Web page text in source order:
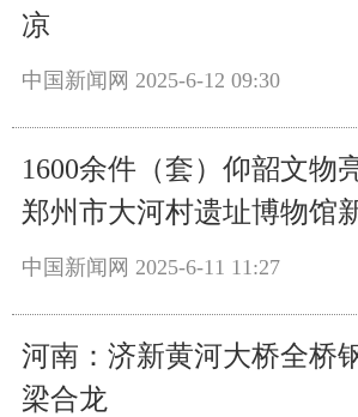
凉
中国新闻网 2025-6-12 09:30
1600余件（套）仰韶文物
郑州市大河村遗址博物馆
中国新闻网 2025-6-11 11:27
河南：济新黄河大桥全桥
梁合龙